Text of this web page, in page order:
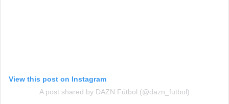
View this post on Instagram
A post shared by DAZN Fútbol (@dazn_futbol)